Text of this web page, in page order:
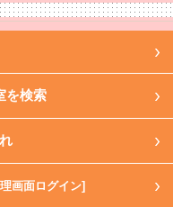
を検索
画面ログイン]